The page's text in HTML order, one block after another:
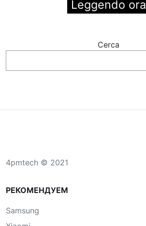
Leggendo ora
Cerca
4pmtech © 2021
РЕКОМЕНДУЕМ
Samsung